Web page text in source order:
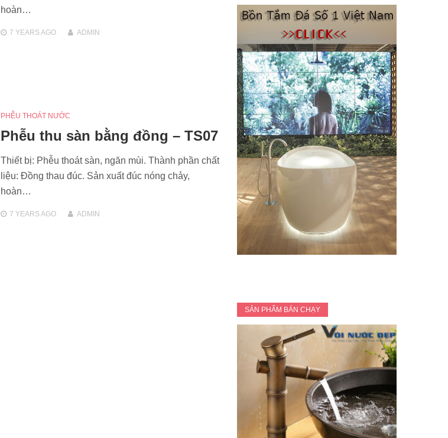
hoàn…
7 YEARSAGO ADMIN
PHỄU THOÁT NƯỚC
Phễu thu sàn bằng đồng – TS07
Thiết bị: Phễu thoát sàn, ngăn mùi. Thành phần chất
liệu: Đồng thau đúc. Sản xuất đúc nóng chảy,
hoàn…
7 YEARSAGO ADMIN
SẢN PHẨM BÁN CHẠY